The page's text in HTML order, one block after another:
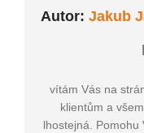
Autor: Jakub
vítám Vás na
klientům a
lhostejná. Pomohu